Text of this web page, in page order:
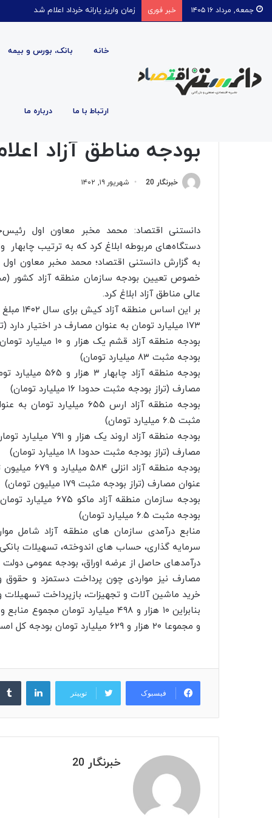
جمعه, مرداد ۱۶ ۱۴۰۵ خبر فوری قیمت روغن دریکسال رکورد زد
خانه بانک، بورس و بیمه
ارتباط با ما درباره ما
بودجه مناطق آزاد
خبرنگار 20 شهریور ۱۹, ۱۴۰۲
دانستنی اقتصاد: محمد مخبر معاون اول
دستگاه‌های مربوطه ابلاغ کرد که به ترتیب
خصوص تعیین بودجه سازمان منطقه آزاد کشور
عالی مناطق آزاد ابلاغ کرد.
۱۷۳ میلیارد تومان به عنوان مصارف در اختیار دارد (تراز بودجه مثبت ۴۱ میلیارد تومان)
بودجه مثبت ۸۳ میلیارد تومان)
مصارف (تراز بودجه مثبت حدودا ۱۶ میلیارد تومان)
مثبت ۶.۵ میلیارد تومان)
مصارف (تراز بودجه مثبت حدودا ۱۸ میلیارد تومان)
عنوان مصارف (تراز بودجه مثبت ۱۷۹ میلیون تومان)
بودجه مثبت ۶.۵ میلیارد تومان)
منابع درآمدی سازمان های منطقه آزاد شامل
سرمایه گذاری، حساب های اندوخته، تسهیلات
درآمدهای حاصل از عرضه اوراق، بودجه عمومی
مصارف نیز مواردی چون پرداخت دستمزد و حقوق
خرید ماشین آلات و تجهیزات، بازپرداخت
و مجموعا ۲۰ هزار و ۶۲۹ میلیارد تومان بودجه کل امسال مناطق آزاد تعیین شده است.
فیسبوک توییتر
لینکدین
خبرنگار 20